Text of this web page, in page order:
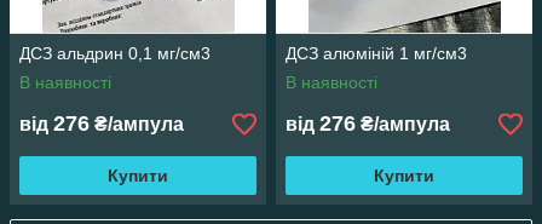
ДСЗ альдрин 0,1 мг/см3
В наявності
від 276 ₴/ампула
Купити
ДСЗ алюміній 1 мг/см3
В наявності
від 276 ₴/ампула
Купити